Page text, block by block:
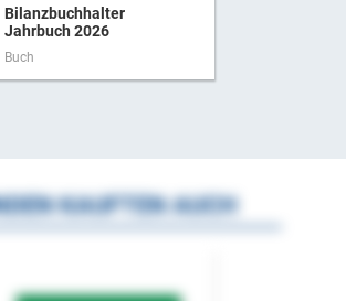
Bilanzbuchhalter
Jahrbuch 2026
Buch
KAUFTEN AUCH